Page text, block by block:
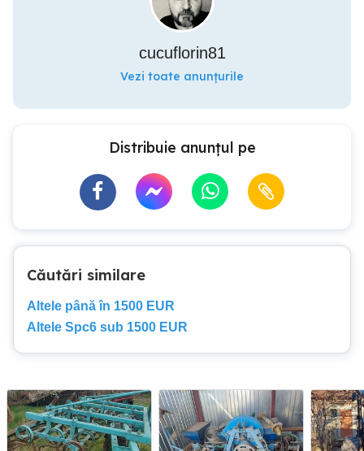
cucuflorin81
Vezi toate anunțurile
Distribuie anunțul pe
Căutări similare
Altele până în 1500 EUR
Altele Spc6 sub 1500 EUR